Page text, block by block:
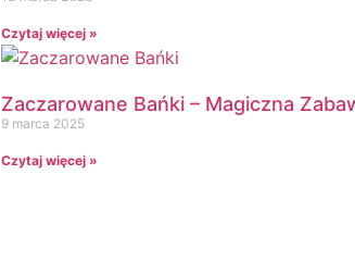
Czytaj więcej »
Zaczarowane Bańki – Magiczna
9 marca 2025
Czytaj więcej »